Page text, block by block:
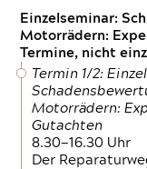
Einzelseminar:
Motorrädern:
Termine, nicht
Termin 1/2:
Motorrädern:
Gutachten
8.30—16.30 Uhr
Der